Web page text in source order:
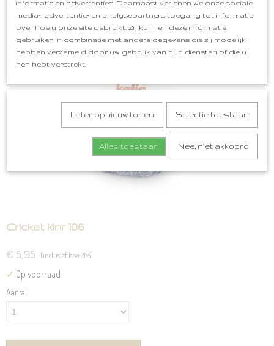
Cricket klnr 106
€ 5,95 (inclusief btw 21%)
✓ Op voorraad
Aantal
informatie en advertenties. Daarnaast verlenen we onze sociale
media-, advertentie- en analysepartners toegang tot informatie
over hoe u onze site gebruikt. Zij kunnen deze informatie
gebruiken in combinatie met andere gegevens die zij mogelijk
hebben verzameld door uw gebruik van hun diensten of die u
hen hebt verstrekt.
Later opnieuw tonen Selectie toestaan
Alles toestaan Nee, niet akkoord